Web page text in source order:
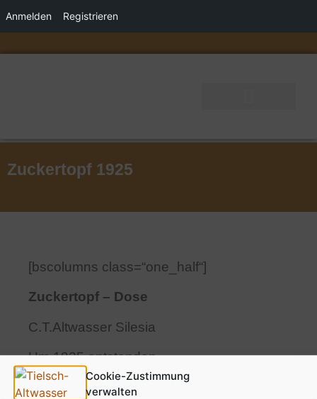
Cookie-Zustimmung
verwalten
Anmelden Registrieren
Zuckertopf 1925
[bscolumns class=“one_half“]
Zuckertopf – Dose
C.T.Altwasser Silesia
Um 1925 entstanden
ovale Form